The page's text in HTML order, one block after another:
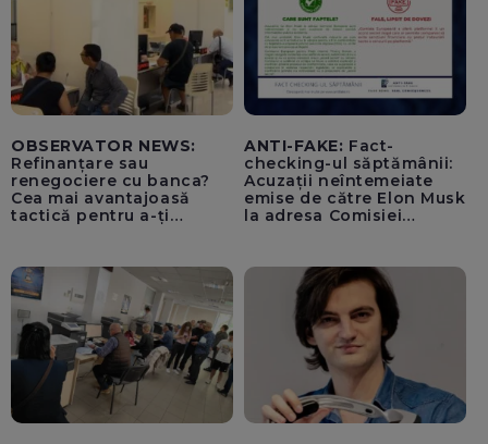
OBSERVATOR NEWS:
Refinanțare sau
renegociere cu banca?
Cea mai avantajoasă
tactică pentru a-ți
ANTI-FAKE: Fact-
checking-ul săptămânii:
Acuzații neîntemeiate
emise de către Elon Musk
la adresa Comisiei
pentru instaurarea
„cenzurii” pe platforma X